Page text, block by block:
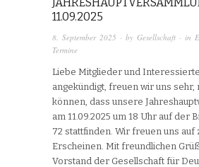
11.09.2025
8. September 2025 · by Gesellschaft · in
Termine
Liebe Mitglieder und
angekündigt, freuen wir uns sehr,
können, dass unsere
am 11.09.2025 um 18 Uhr auf der
72 stattfinden. Wir freuen uns auf
Erscheinen. Mit freundlichen
Vorstand der Gesellschaft für